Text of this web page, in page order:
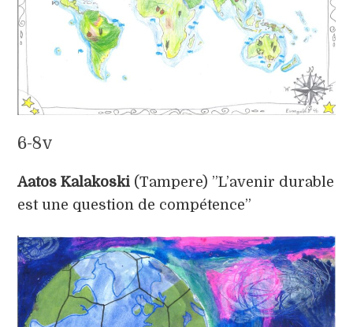
6-8v
Aatos Kalakoski (Tampere) ”L’avenir durable
est une question de compétence”